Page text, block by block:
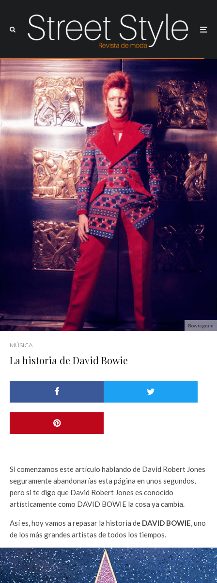
Bowiegram
MÚSICA
La historia de David Bowie
Si comenzamos este artículo hablando de David Robert Jones
seguramente abandonarías esta página en unos segundos,
pero si te digo que David Robert Jones es conocido
artísticamente como DAVID BOWIE la cosa ya cambia.
Así es, hoy vamos a repasar la historia de DAVID BOWIE, uno
de los más grandes artistas de todos los tiempos.